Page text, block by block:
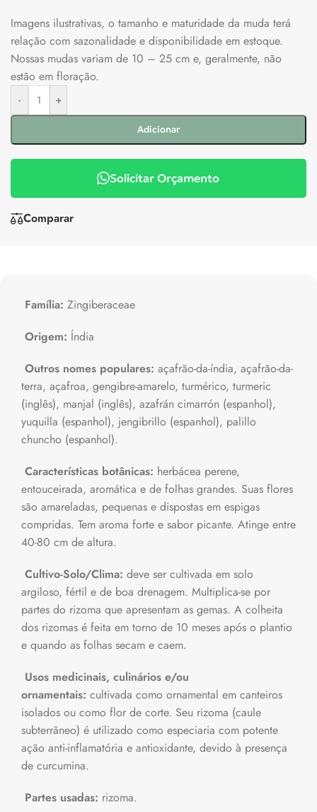
Imagens ilustrativas, o tamanho e maturidade da muda terá
relação com sazonalidade e disponibilidade em estoque.
Nossas mudas variam de 10 – 25 cm e, geralmente, não
estão em floração.
-
+
Adicionar
Solicitar Orçamento
Comparar
Família: Zingiberaceae
Origem: Índia
Outros nomes populares: açafrão-da-índia, açafrão-da-
terra, açafroa, gengibre-amarelo, turmérico, turmeric
(inglês), manjal (inglês), azafrán cimarrón (espanhol),
yuquilla (espanhol), jengibrillo (espanhol), palillo
chuncho (espanhol).
Características botânicas: herbácea perene,
entouceirada, aromática e de folhas grandes. Suas flores
são amareladas, pequenas e dispostas em espigas
compridas. Tem aroma forte e sabor picante. Atinge entre
40-80 cm de altura.
Cultivo-Solo/Clima: deve ser cultivada em solo
argiloso, fértil e de boa drenagem. Multiplica-se por
partes do rizoma que apresentam as gemas. A colheita
dos rizomas é feita em torno de 10 meses após o plantio
e quando as folhas secam e caem.
Usos medicinais, culinários e/ou
ornamentais: cultivada como ornamental em canteiros
isolados ou como flor de corte. Seu rizoma (caule
subterrâneo) é utilizado como especiaria com potente
ação anti-inflamatória e antioxidante, devido à presença
de curcumina.
Partes usadas: rizoma.